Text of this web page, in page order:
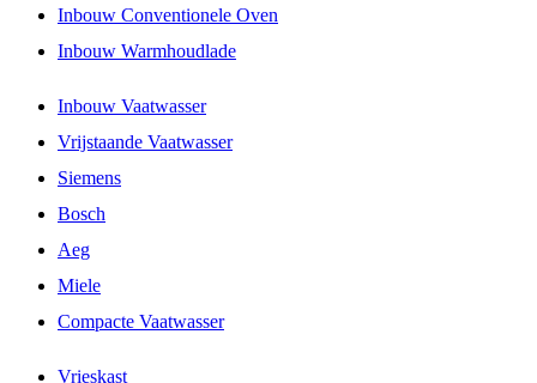
Inbouw Conventionele Oven
Inbouw Warmhoudlade
Inbouw Vaatwasser
Vrijstaande Vaatwasser
Siemens
Bosch
Aeg
Miele
Compacte Vaatwasser
Vrieskast